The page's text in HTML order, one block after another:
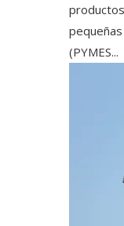
(PYMES...